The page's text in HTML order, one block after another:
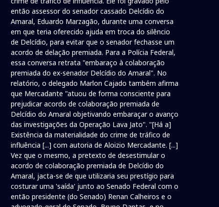
então assessor do senador cassado Delcídio do
Amaral, Eduardo Marzagão, durante uma conversa
em que teria oferecido ajuda em troca do silêncio
de Delcídio, para evitar que o senador fechasse um
acordo de delação premiada. Para a Polícia Federal,
essa conversa retrata "embaraço à colaboração
premiada do ex-senador Delcídio do Amaral". No
relatório, o delegado Marlon Cajado também afirma
que Mercadante "atuou de forma consciente para
prejudicar acordo de colaboração premiada de
Delcídio do Amaral objetivando embaraçar o avanço
das investigações da Operação Lava Jato". "[Há a]
Existência da materialidade do crime de tráfico de
influência [...] com autoria de Aloizio Mercadante. [...]
Vez que o mesmo, a pretexto de desestimular o
acordo de colaboração premiada de Delcídio do
Amaral, jacta-se de que utilizaria seu prestígio para
costurar uma 'saída' junto ao Senado Federal com o
então presidente (do Senado) Renan Calheiros e o